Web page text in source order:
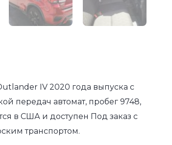
IV 2020 года выпуска с
передач автомат, пробег 9748,
в США и доступен Под заказ с
транспортом.